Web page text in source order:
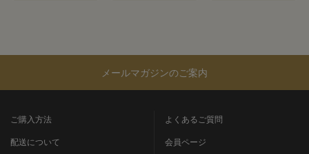
メールマガジンのご案内
ご購入方法
配送について
よくあるご質問
会員ページ